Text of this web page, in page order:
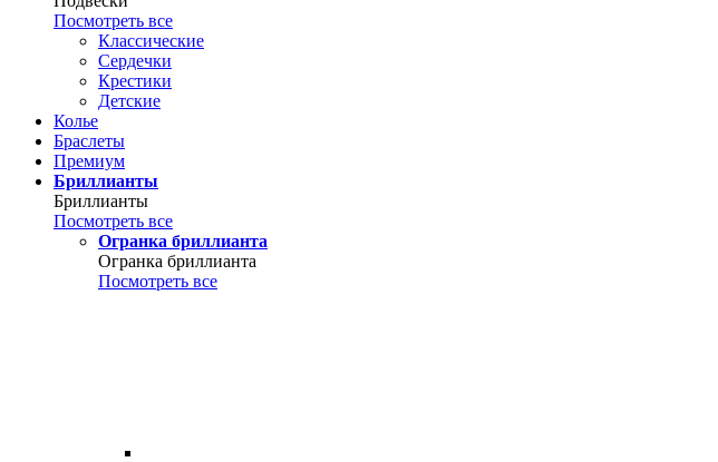
Посмотреть все
Классические
Сердечки
Крестики
Детские
Колье
Браслеты
Премиум
Бриллианты
Бриллианты
Посмотреть все
Огранка бриллианта
Огранка бриллианта
Посмотреть все